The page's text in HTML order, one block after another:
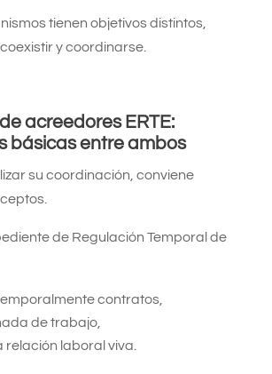
tienen objetivos distintos,
y coordinarse.
acreedores ERTE:
básicas entre ambos
su coordinación, conviene
de Regulación Temporal de
contratos,
de trabajo,
relación laboral viva.